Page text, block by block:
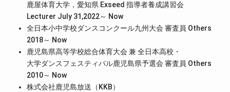
鹿屋体育大学，愛知県 Exseed 指導者養成講習会
Lecturer July 31,2022～ Now
全日本小中学校ダンスコンクール九州大会 審査員 Others
2018～ Now
鹿児島県高等学校総合体育大会 兼 全日本高校・
大学ダンスフェスティバル鹿児島県予選会 審査員 Others
2010～ Now
株式会社鹿児島放送（KKB）